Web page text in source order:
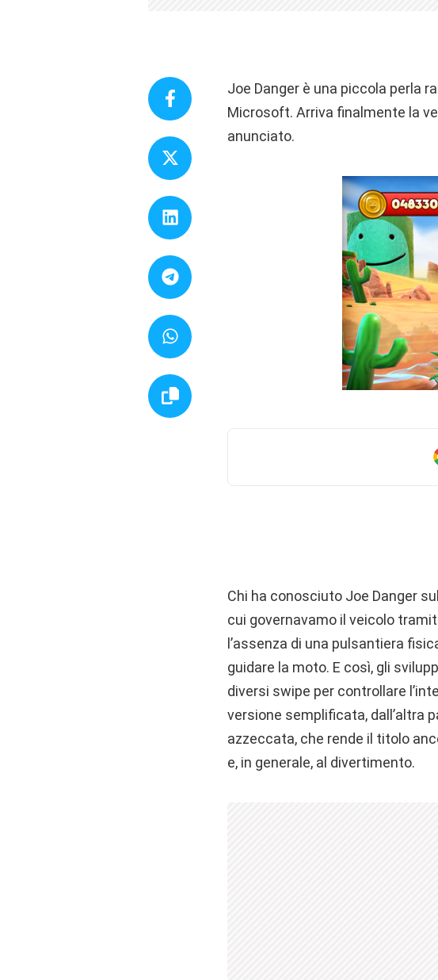
Joe Danger è una piccola perla
Microsoft. Arriva finalmente la
anunciato.
Chi ha conosciuto Joe Danger
cui governavamo il veicolo
l’assenza di una pulsantiera
guidare la moto. E così, gli
diversi swipe per controllare
versione semplificata, dall’altra
azzeccata, che rende il titolo
e, in generale, al divertimento.